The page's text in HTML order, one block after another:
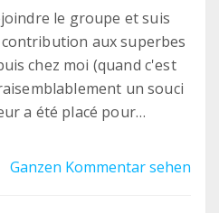
le groupe et suis
aux superbes
chez moi (quand c'est
un souci
a été placé pour
leur est interdit, si j'ai
Ganzen Kommentar sehen